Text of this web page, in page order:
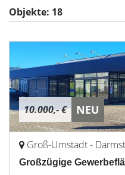
Objekte: 18
10.000,- € NEU
Groß-Umstadt -
Großzügige